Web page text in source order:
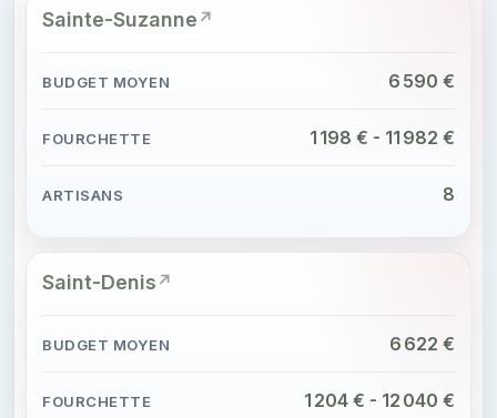
Sainte-Suzanne
6 590 €
1 198 € - 11 982 €
8
Saint-Denis
6 622 €
1 204 € - 12 040 €